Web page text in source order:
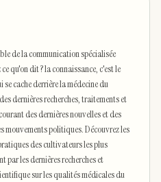
de la communication spécialisée
qu'on dit ? la connaissance, c'est le
cache derrière la médecine du
dernières recherches, traitements et
des dernières nouvelles et des
mouvements politiques. Découvrez les
des cultivateurs les plus
par les dernières recherches et
sur les qualités médicales du